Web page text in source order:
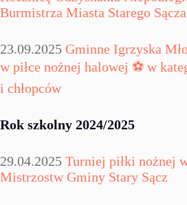
Burmistrza Miasta Starego Sącza
23.09.2025 Gminne Igrzyska
w piłce nożnej halowej ⚽ w
i chłopców
Rok szkolny 2024/2025
29.04.2025 Turniej piłki nożnej
Mistrzostw Gminy Stary Sącz